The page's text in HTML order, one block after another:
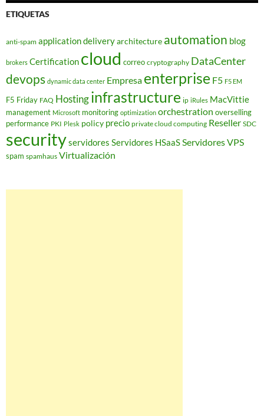
ETIQUETAS
anti-spam application deliveryarchitecture automation blog
brokers Certification cloud correo cryptography DataCenter
devops dynamic data center Empresa enterprise F5 F5 EM
F5 Friday FAQ Hostinginfrastructure ip iRules MacVittie
management Microsoft monitoring optimization orchestration overselling
performance PKI Plesk policy precio private cloud computing Reseller SDC
securityservidores Servidores HSaaSServidores VPS
spam spamhaus Virtualización